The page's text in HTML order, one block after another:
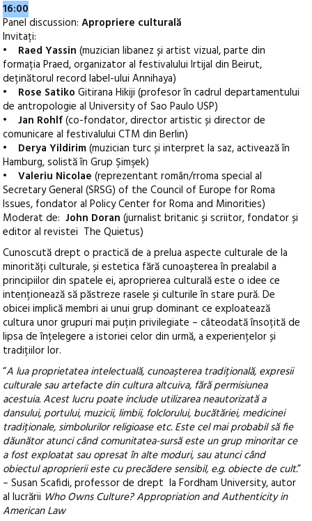
16:00
Panel discussion:Apropriere culturală
Invitați:
•
Raed Yassin (muzician libanez și artist vizual, parte din
formația Praed, organizator al festivalului Irtijal din Beirut,
deținătorul record label-ului Annihaya)
• Rose Satiko Gitirana Hikiji (profesor în cadrul departamentului
de antropologie al University of Sao Paulo USP)
•Jan Rohlf(co-fondator, director artistic și director de
comunicare al festivalului CTM din Berlin)
• Derya Yildirim(muzician turc și interpret la saz, activează în
Hamburg, solistă în Grup Şimşek)
•Valeriu Nicolae (reprezentant român/rroma special al
Secretary General (SRSG) of the Council of Europe for Roma
Issues, fondator al Policy Center for Roma and Minorities)
Moderat de:John Doran (jurnalist britanic și scriitor, fondator și
editor al revistei The Quietus)
Cunoscută drept o practică de a prelua aspecte culturale de la
minorități culturale, și estetica fără cunoașterea în prealabil a
principiilor din spatele ei, aproprierea culturală este o idee ce
intenționează să păstreze rasele și culturile în stare pură. De
obicei implică membri ai unui grup dominant ce exploatează
cultura unor grupuri mai puțin privilegiate – câteodată însoțită de
lipsa de înțelegere a istoriei celor din urmă, a experiențelor și
tradițiilor lor.
“A lua proprietatea intelectuală, cunoașterea tradițională, expresii
culturale sau artefacte din cultura altcuiva, fără permisiunea
acestuia. Acest lucru poate include utilizarea neautorizată a
dansului, portului, muzicii, limbii, folclorului, bucătăriei, medicinei
tradiționale, simbolurilor religioase etc. Este cel mai probabil să fie
dăunător atunci când comunitatea-sursă este un grup minoritar ce
a fost exploatat sau opresat în alte moduri, sau atunci când
obiectul aproprierii este cu precădere sensibil, e.g. obiecte de cult.”
– Susan Scafidi, professor de drept la Fordham University, autor
al lucrării Who Owns Culture? Appropriation and Authenticity in
American Law